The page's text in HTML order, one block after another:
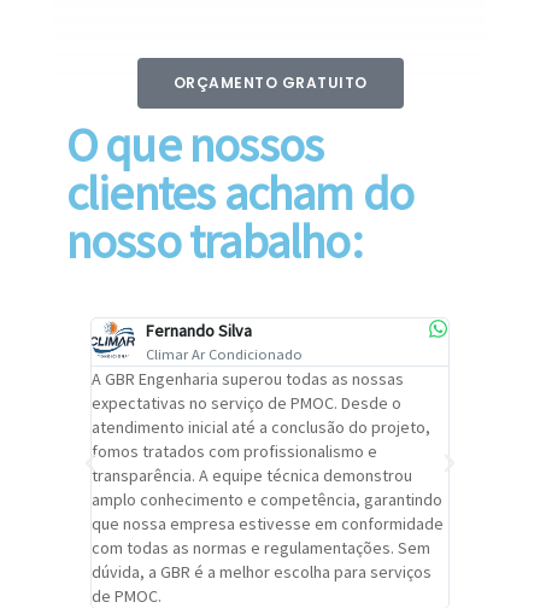
ORÇAMENTO GRATUITO
O que nossos
clientes acham do
nosso trabalho:
Fernando Silva
Climar Ar Condicionado
A GBR Engenharia superou todas as nossas
expectativas no serviço de PMOC. Desde o
atendimento inicial até a conclusão do projeto,
fomos tratados com profissionalismo e
transparência. A equipe técnica demonstrou
amplo conhecimento e competência, garantindo
que nossa empresa estivesse em conformidade
com todas as normas e regulamentações. Sem
dúvida, a GBR é a melhor escolha para serviços
de PMOC.